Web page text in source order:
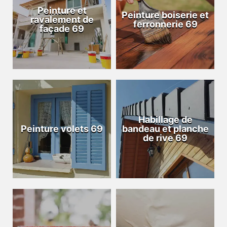
Peinture et
ravalement de
façade 69
Peinture boiserie et
ferronnerie 69
Peinture volets 69
Habillage de
bandeau et planche
de rive 69